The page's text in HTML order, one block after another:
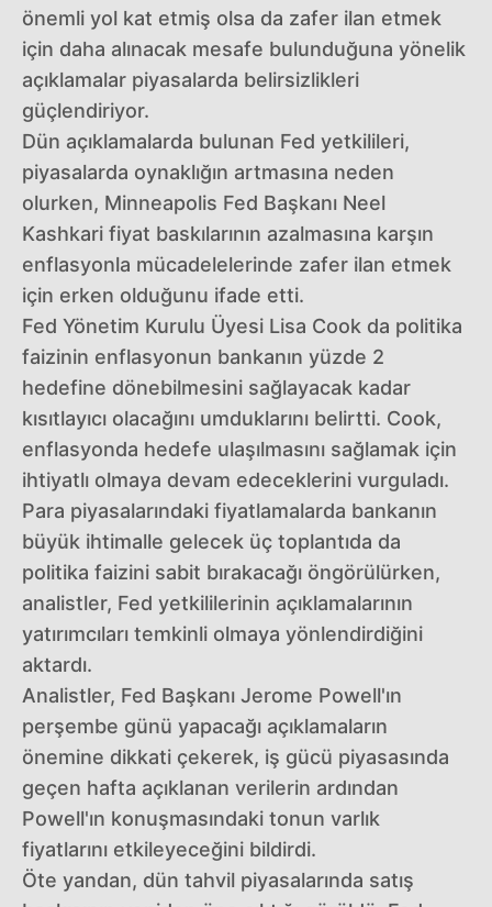
önemli yol kat etmiş olsa da zafer ilan etmek
için daha alınacak mesafe bulunduğuna yönelik
açıklamalar piyasalarda belirsizlikleri
güçlendiriyor.
Dün açıklamalarda bulunan Fed yetkilileri,
piyasalarda oynaklığın artmasına neden
olurken, Minneapolis Fed Başkanı Neel
Kashkari fiyat baskılarının azalmasına karşın
enflasyonla mücadelelerinde zafer ilan etmek
için erken olduğunu ifade etti.
Fed Yönetim Kurulu Üyesi Lisa Cook da politika
faizinin enflasyonun bankanın yüzde 2
hedefine dönebilmesini sağlayacak kadar
kısıtlayıcı olacağını umduklarını belirtti. Cook,
enflasyonda hedefe ulaşılmasını sağlamak için
ihtiyatlı olmaya devam edeceklerini vurguladı.
Para piyasalarındaki fiyatlamalarda bankanın
büyük ihtimalle gelecek üç toplantıda da
politika faizini sabit bırakacağı öngörülürken,
analistler, Fed yetkililerinin açıklamalarının
yatırımcıları temkinli olmaya yönlendirdiğini
aktardı.
Analistler, Fed Başkanı Jerome Powell'ın
perşembe günü yapacağı açıklamaların
önemine dikkati çekerek, iş gücü piyasasında
geçen hafta açıklanan verilerin ardından
Powell'ın konuşmasındaki tonun varlık
fiyatlarını etkileyeceğini bildirdi.
Öte yandan, dün tahvil piyasalarında satış